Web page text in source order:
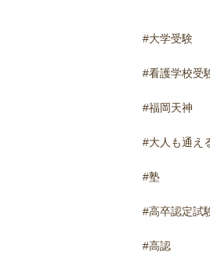
#大学受験
#看護学校受
#福岡天神
#大人も通え
#塾
#高卒認定試
#高認